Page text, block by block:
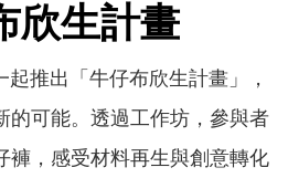
欣生計畫
起推出「牛仔布欣生計畫」，
的可能。透過工作坊，參與者
褲，感受材料再生與創意轉化